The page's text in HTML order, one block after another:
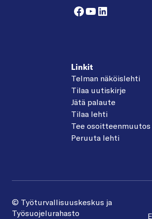
Facebook
YouTube
LinkedIn
Linkit
Telman näköislehti
Tilaa uutiskirje
Jätä palaute
Tilaa lehti
Tee osoitteenmuutos
Peruuta lehti
© Työturvallisuuskeskus ja
Työsuojelurahasto